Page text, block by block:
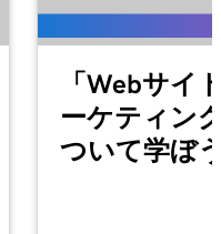
57s
ーのセットアップ
4m
「Webサイ
ーケティン
ついて学ぼ